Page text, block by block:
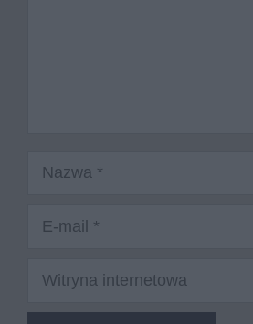
Witryna
internetowa